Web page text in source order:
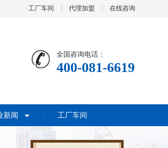
工厂车间 代理加盟 在线咨询
全国咨询电话：
400-081-6619
新闻 工厂车间